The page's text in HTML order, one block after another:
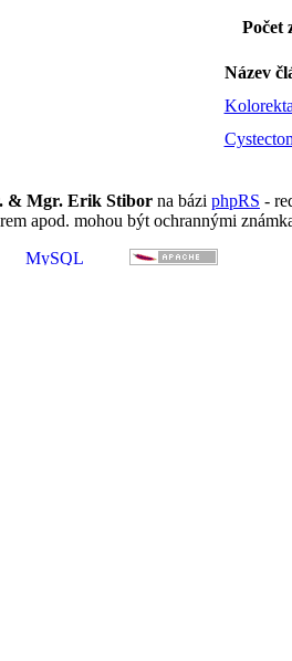
Počet
Název
& Mgr. Erik Stibor na bázi phpRS -
apod. mohou být ochrannými